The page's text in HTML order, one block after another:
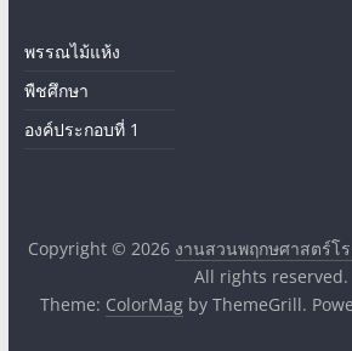
พรรณไม้แห้ง
พืชศึกษา
องค์ประกอบที่ 1
Copyright © 2026 งานสวนพฤกษศาสตร์โ
All rights reserved.
Theme: ColorMagby ThemeGrill.